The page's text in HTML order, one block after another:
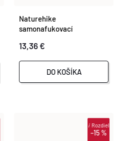
Naturehike
samonafukovací
zlatý
13,36 €
DO KOŠÍKA
–15 %
iRozdiel